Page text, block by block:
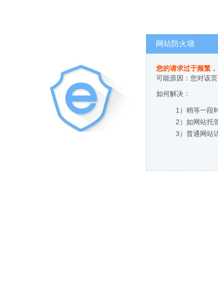
网站防火墙
您的请求过于频繁
可能原因：您对该
如何解决：
1）稍等一段
2）如网站托
3）普通网站